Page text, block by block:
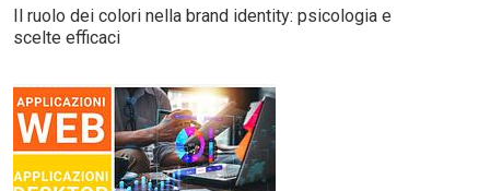
Il ruolo dei colori nella brand identity: psicologia e
scelte efficaci